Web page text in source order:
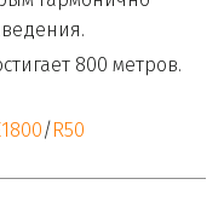
800 метров.
/ R50